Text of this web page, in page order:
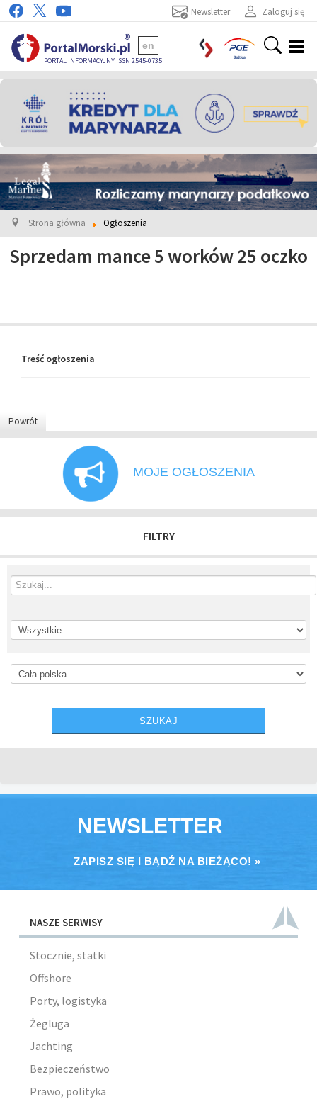
Zaloguj się
Newsletter
PORTAL INFORMACYJNY ISSN 2545-0735
en
Strona główna Ogłoszenia
Sprzedam mance 5 worków 25 oczko
Treść ogłoszenia
Powrót
MOJE OGŁOSZENIA
FILTRY
NEWSLETTER
ZAPISZ SIĘ I BĄDŹ NA BIEŻĄCO! »
NASZE SERWISY
Stocznie, statki
Offshore
Porty, logistyka
Żegluga
Jachting
Bezpieczeństwo
Prawo, polityka